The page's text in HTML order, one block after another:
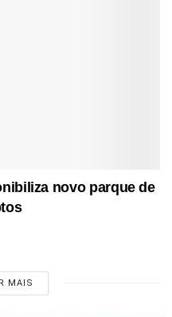
novo parque de
MAIS